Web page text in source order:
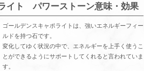
イト パワーストーン意味・効果
ゴールデンスキャポライトは、強いエネルギーフィー
ルドを持つ石です。
変化してゆく状況の中で、エネルギーを上手く使うこ
とができるようにサポートしてくれると言われていま
す。